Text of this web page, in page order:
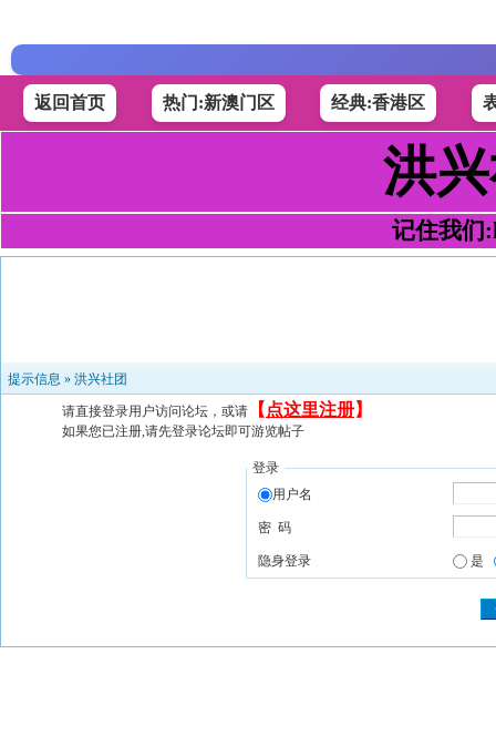
返回首页 热门:新澳门区 经典:香港区
洪
记住我们
提示信息 » 洪兴社团
请直接登录用户访问论坛，或请 【 点这里注册】
如果您已注册,请先登录论坛即可游览帖子
登录
用户名
密 码
隐身登录 是